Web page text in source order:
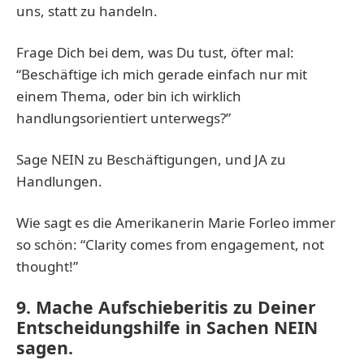
uns, statt zu handeln.
Frage Dich bei dem, was Du tust, öfter mal:
“Beschäftige ich mich gerade einfach nur mit
einem Thema, oder bin ich wirklich
handlungsorientiert unterwegs?”
Sage NEIN zu Beschäftigungen, und JA zu
Handlungen.
Wie sagt es die Amerikanerin Marie Forleo immer
so schön: “Clarity comes from engagement, not
thought!”
9. Mache Aufschieberitis zu Deiner
Entscheidungshilfe in Sachen NEIN
sagen.